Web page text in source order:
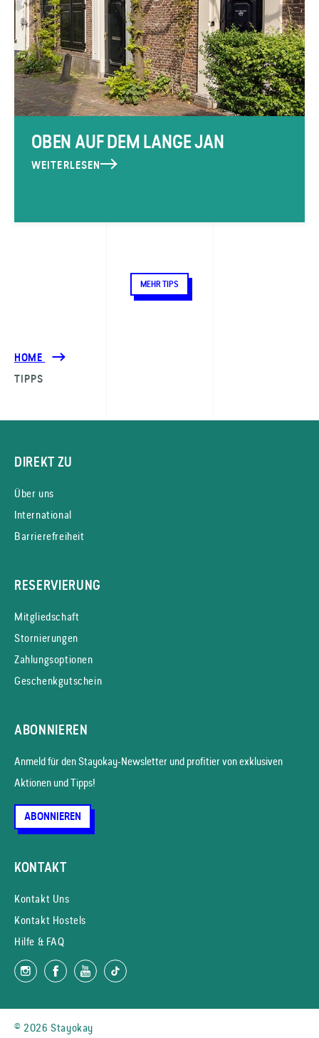
OBEN AUF DEM LANGE JAN
WEITERLESEN
MEHR TIPS
HOME
TIPPS
DIREKT ZU
Über uns
International
Barrierefreiheit
RESERVIERUNG
Mitgliedschaft
Stornierungen
Zahlungsoptionen
Geschenkgutschein
ABONNIEREN
Anmeld für den Stayokay-News­letter und profitier von exklusiven
Aktionen und Tipps!
ABONNIEREN
KONTAKT
Kontakt Uns
Kontakt Hostels
Hilfe & FAQ
© 2026 Stayokay